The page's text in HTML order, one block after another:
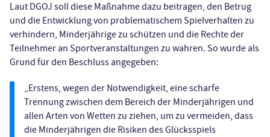
Laut DGOJ soll diese Maßnahme dazu beitragen, den Betrug
und die Entwicklung von problematischem Spielverhalten zu
verhindern, Minderjährige zu schützen und die Rechte der
Teilnehmer an Sportveranstaltungen zu wahren. So wurde als
Grund für den Beschluss angegeben:
„Erstens, wegen der Notwendigkeit, eine scharfe
Trennung zwischen dem Bereich der Minderjährigen und
allen Arten von Wetten zu ziehen, um zu vermeiden, dass
die Minderjährigen die Risiken des Glücksspiels